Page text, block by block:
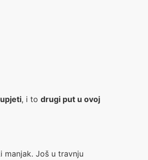
, i to drugi put u ovoj
manjak. Još u travnju